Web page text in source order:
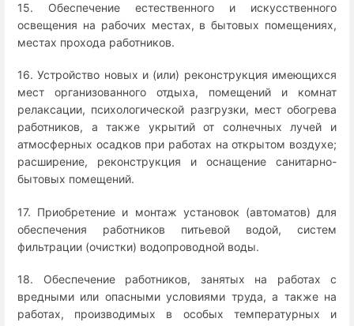
15. Обеспечение естественного и искусственного
освещения на рабочих местах, в бытовых помещениях,
местах прохода работников.
16. Устройство новых и (или) реконструкция имеющихся
мест организованного отдыха, помещений и комнат
релаксации, психологической разгрузки, мест обогрева
работников, а также укрытий от солнечных лучей и
атмосферных осадков при работах на открытом воздухе;
расширение, реконструкция и оснащение санитарно-
бытовых помещений.
17. Приобретение и монтаж установок (автоматов) для
обеспечения работников питьевой водой, систем
фильтрации (очистки) водопроводной воды.
18. Обеспечение работников, занятых на работах с
вредными или опасными условиями труда, а также на
работах, производимых в особых температурных и